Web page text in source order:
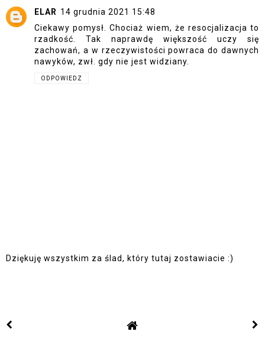
ELAR 14 grudnia 2021 15:48
Ciekawy pomysł. Chociaż wiem, że resocjalizacja to
rzadkość. Tak naprawdę większość uczy się
zachowań, a w rzeczywistości powraca do dawnych
nawyków, zwł. gdy nie jest widziany.
ODPOWIEDZ
Dziękuję wszystkim za ślad, który tutaj zostawiacie :)